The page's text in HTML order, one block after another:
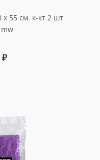
х 55 см. к-кт 2 шт
₽